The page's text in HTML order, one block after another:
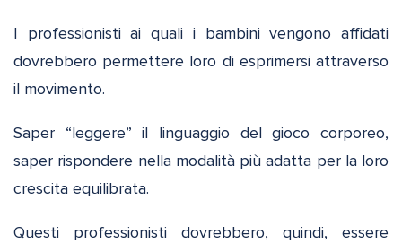
I professionisti ai quali i bambini vengono affidati
dovrebbero permettere loro di esprimersi attraverso
il movimento.
Saper “leggere” il linguaggio del gioco corporeo,
saper rispondere nella modalità più adatta per la loro
crescita equilibrata.
Questi professionisti dovrebbero, quindi, essere